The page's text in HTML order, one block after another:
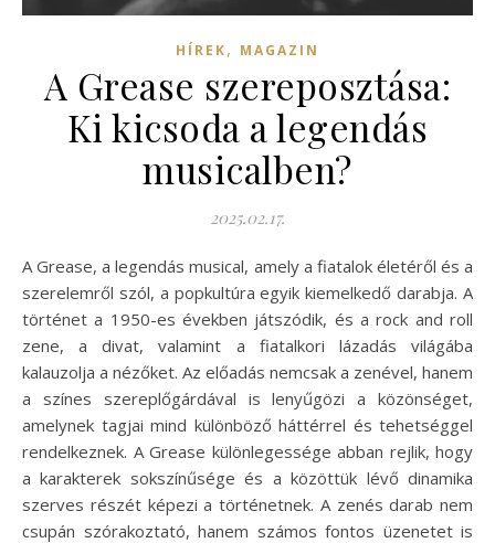
HÍREK, MAGAZIN
A Grease szereposztása:
Ki kicsoda a legendás
musicalben?
2025.02.17.
A Grease, a legendás musical, amely a fiatalok életéről és a
szerelemről szól, a popkultúra egyik kiemelkedő darabja. A
történet a 1950-es években játszódik, és a rock and roll
zene, a divat, valamint a fiatalkori lázadás világába
kalauzolja a nézőket. Az előadás nemcsak a zenével, hanem
a színes szereplőgárdával is lenyűgözi a közönséget,
amelynek tagjai mind különböző háttérrel és tehetséggel
rendelkeznek. A Grease különlegessége abban rejlik, hogy
a karakterek sokszínűsége és a közöttük lévő dinamika
szerves részét képezi a történetnek. A zenés darab nem
csupán szórakoztató, hanem számos fontos üzenetet is